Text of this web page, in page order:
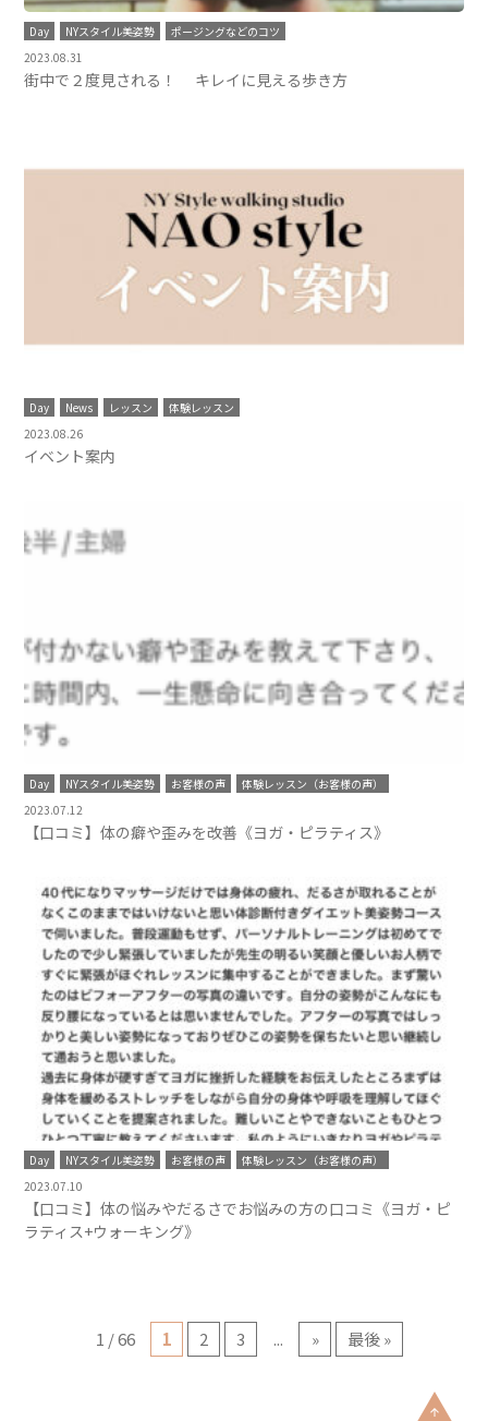
Day NYスタイル美姿勢
ポージングなどのコツ
2023.08.31
街中で２度見される！ キレイに見える歩き方
Day News レッスン
体験レッスン
2023.08.26
イベント案内
Day NYスタイル美姿勢 お客様の声
体験レッスン（お客様の声）
2023.07.12
【口コミ】体の癖や歪みを改善《ヨガ・ピラティス》
Day NYスタイル美姿勢 お客様の声
体験レッスン（お客様の声）
2023.07.10
【口コミ】体の悩みやだるさでお悩みの方の口コミ《ヨガ・ピ
ラティス+ウォーキング》
1 / 66 1 2 3 ... » 最後 »